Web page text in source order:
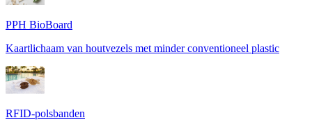
PPH BioBoard
Kaartlichaam van houtvezels met minder conventioneel plastic
RFID-polsbanden